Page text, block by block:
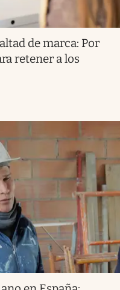
de marca: Por
retener a los